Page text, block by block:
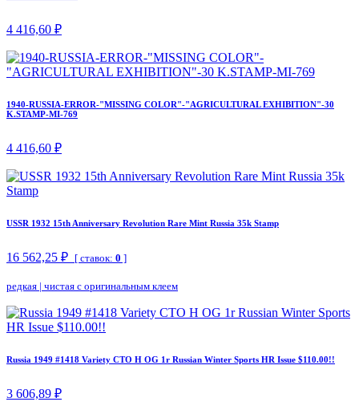
4 416,60 ₽
1940-RUSSIA-ERROR-"MISSING COLOR"-"AGRICULTURAL EXHIBITION"-30
K.STAMP-MI-769
4 416,60 ₽
USSR 1932 15th Anniversary Revolution Rare Mint Russia 35k Stamp
16 562,25 ₽ [ ставок: 0 ]
редкая | чистая с оригинальным клеем
Russia 1949 #1418 Variety CTO H OG 1r Russian Winter Sports HR Issue $110.00!!
3 606,89 ₽